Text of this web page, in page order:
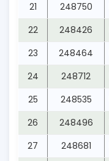
21 248750
22 248426
23 248464
24 248712
25 248535
26 248496
27 248681